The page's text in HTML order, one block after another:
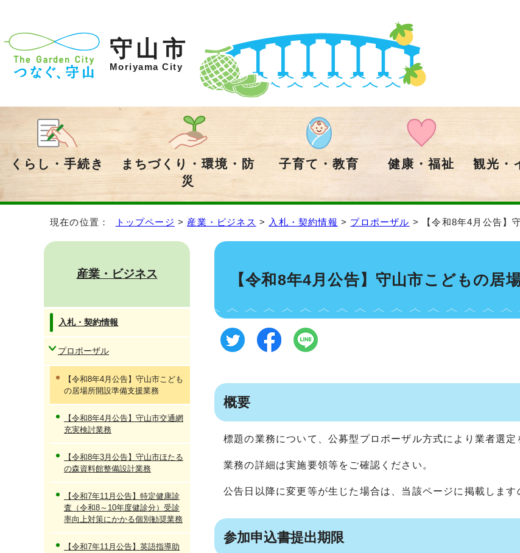
守山市
Moriyama City
くらし・手続き
まちづくり・環境・防
災
子育て・教育 健康・福祉 観光・
現在の位置： トップページ > 産業・ビジネス > 入札・契約情報 > プロポーザル > 【令和8年4月公告】
【令和8年4月公告】守山市こどもの居
概要
標題の業務について、公募型プロポーザル方式により業者選定
業務の詳細は実施要領等をご確認ください。
公告日以降に変更等が生じた場合は、当該ページに掲載します
参加申込書提出期限
産業・ビジネス
入札・契約情報
プロポーザル
【令和8年4月公告】守山市こども
の居場所開設準備支援業務
【令和8年4月公告】守山市交通網
充実検討業務
【令和8年3月公告】守山市ほたる
の森資料館整備設計業務
【令和7年11月公告】特定健康診
査（令和8～10年度健診分）受診
率向上対策にかかる個別勧奨業務
【令和7年11月公告】英語指導助